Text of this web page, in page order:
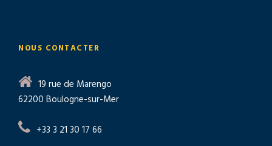
NOUS CONTACTER
19 rue de Marengo
62200 Boulogne-sur-Mer
+33 3 21 30 17 66